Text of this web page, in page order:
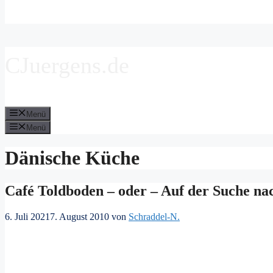
Menü
Menü
Dänische Küche
Café Toldboden – oder – Auf der Suche
6. Juli 2021 7. August 2010 von Schraddel-N.